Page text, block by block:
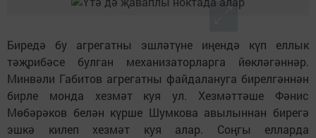
Биредә бу агрегатны эшләтүне иңендә күп еллык
тәҗрибәсе булган механизаторларга йөкләгәннәр.
Минвәли Габитов агрегатны файдалануга бирелгәннән
бирле монда хезмәт куя ул. Хезмәттәше Фәнис
Мөбәрәков белән күрше Шумкова авылыннан бирегә
эшкә килеп хезмәт куя алар. Соңгы елларда